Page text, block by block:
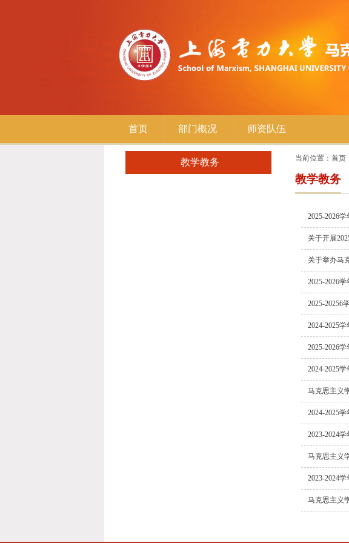
首页 部门概况 师资队伍
教学教务 当前位置： 首页
教学教务
2025-2026
关于开展
关于举办马
2025-2026
2025-20256
2024-2025
2025-2026
2024-2025
马克思主义
2024-2025
2023-2024
马克思主义
2023-2024
马克思主义